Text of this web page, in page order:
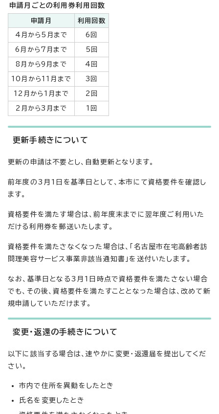
申請月ごとの利用券利用回数
申請月 利用回数
4月から5月まで 6回
6月から7月まで 5回
8月から9月まで 4回
10月から11月まで 3回
12月から1月まで 2回
2月から3月まで 1回
更新手続きについて
更新の申請は不要とし、自動更新となります。
前年度の3月1日を基準日として、本市にて資格要件を確認し
ます。
資格要件を満たす場合は、前年度末までに翌年度ご利用いた
だける利用券を郵送いたします。
資格要件を満たさなくなった場合は、「名古屋市在宅高齢者訪
問理美容サービス事業非該当通知書」を送付いたします。
なお、基準日となる3月1日時点で資格要件を満たさない場合
でも、その後、資格要件を満たすこととなった場合は、改めて新
規申請していただけます。
変更・返還の手続きについて
以下に該当する場合は、速やかに変更・返還届を提出してくだ
さい。
市内で住所を異動をしたとき
氏名を変更したとき